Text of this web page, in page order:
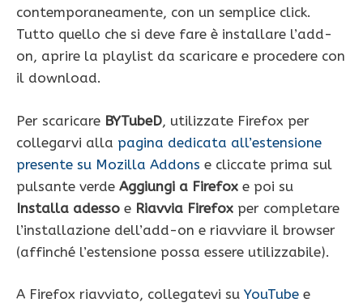
contemporaneamente, con un semplice click.
Tutto quello che si deve fare è installare l’add-
on, aprire la playlist da scaricare e procedere con
il download.
Per scaricare BYTubeD, utilizzate Firefox per
collegarvi alla pagina dedicata all’estensione
presente su Mozilla Addons e cliccate prima sul
pulsante verde Aggiungi a Firefox e poi su
Installa adesso e Riavvia Firefox per completare
l’installazione dell’add-on e riavviare il browser
(affinché l’estensione possa essere utilizzabile).
A Firefox riavviato, collegatevi su YouTube e